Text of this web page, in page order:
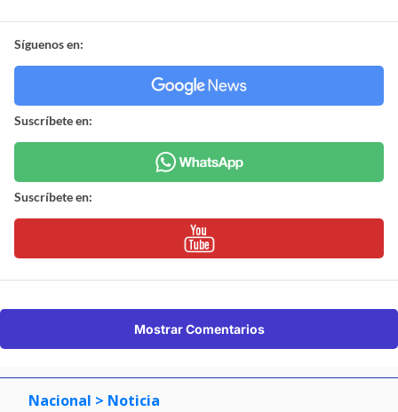
Síguenos en:
Suscríbete en:
Suscríbete en:
Mostrar Comentarios
Nacional > Noticia